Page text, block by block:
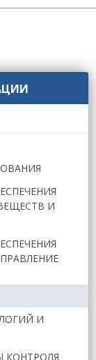
И
И
КОНТРОЛЯ